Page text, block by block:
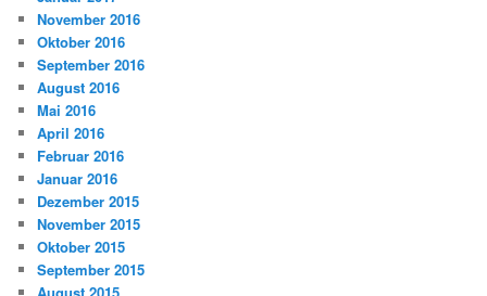
November 2016
Oktober 2016
September 2016
August 2016
Mai 2016
April 2016
Februar 2016
Januar 2016
Dezember 2015
November 2015
Oktober 2015
September 2015